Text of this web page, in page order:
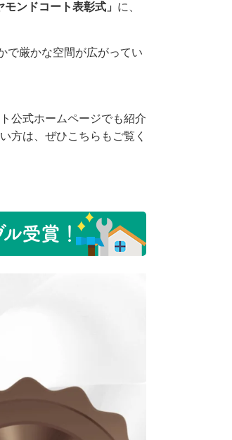
ンドコート表彰式」 に、
で厳かな空間が広がってい
公式ホームページでも紹介
方は、ぜひこちらもご覧く
受賞！